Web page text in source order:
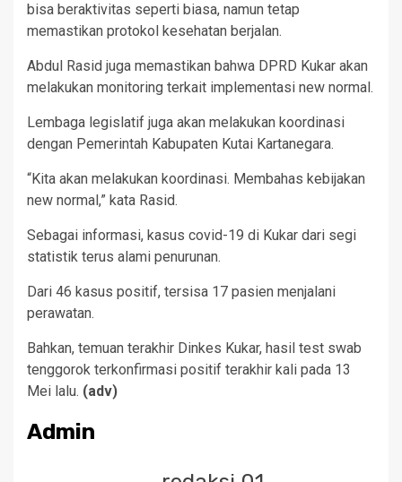
bisa beraktivitas seperti biasa, namun tetap
memastikan protokol kesehatan berjalan.
Abdul Rasid juga memastikan bahwa DPRD Kukar akan
melakukan monitoring terkait implementasi new normal.
Lembaga legislatif juga akan melakukan koordinasi
dengan Pemerintah Kabupaten Kutai Kartanegara.
“Kita akan melakukan koordinasi. Membahas kebijakan
new normal,” kata Rasid.
Sebagai informasi, kasus covid-19 di Kukar dari segi
statistik terus alami penurunan.
Dari 46 kasus positif, tersisa 17 pasien menjalani
perawatan.
Bahkan, temuan terakhir Dinkes Kukar, hasil test swab
tenggorok terkonfirmasi positif terakhir kali pada 13
Mei lalu. (adv)
Admin